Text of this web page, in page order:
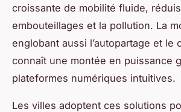
croissante de mobilité fluide,
embouteillages et la pollution. La
englobant aussi l’autopartage et le
connaît une montée en puissance
plateformes numériques intuitives.
Les villes adoptent ces solutions